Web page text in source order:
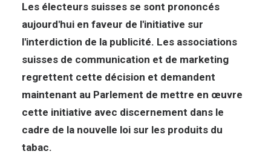
Les électeurs suisses se sont prononcés
aujourd'hui en faveur de l'initiative sur
l'interdiction de la publicité. Les associations
suisses de communication et de marketing
regrettent cette décision et demandent
maintenant au Parlement de mettre en œuvre
cette initiative avec discernement dans le
cadre de la nouvelle loi sur les produits du
tabac.